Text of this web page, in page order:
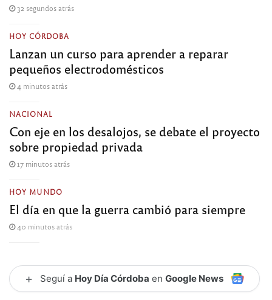
32 segundos atrás
HOY CÓRDOBA
Lanzan un curso para aprender a reparar
pequeños electrodomésticos
4 minutos atrás
NACIONAL
Con eje en los desalojos, se debate el proyecto
sobre propiedad privada
17 minutos atrás
HOY MUNDO
El día en que la guerra cambió para siempre
40 minutos atrás
+ Seguí a Hoy Día Córdoba en Google News